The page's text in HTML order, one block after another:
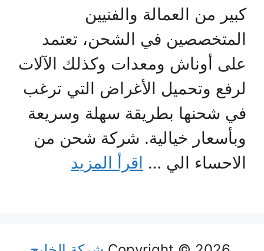
كبير من العمالة والفنيين
المتخصصين في الشحن، تعتمد
على أوناش ومعدات وكذلك الآلات
لرفع وتحميل الأغراض التي ترغب
في شحنها بطريقة سهلة وسريعة
وبأسعار خيالية. شركة شحن من
الاحساء الي … اقرأ المزيد